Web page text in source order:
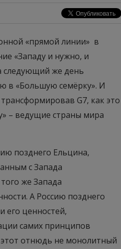
«прямой линии» в
«Западу и нужно, и
следующий же день
в «Большую семёрку». И
G7, как это
– ведущие страны мира
позднего Ельцина,
с Запада
же Запада
А Россию позднего
его ценностей,
самих принципов
этот отнюдь не монолитный